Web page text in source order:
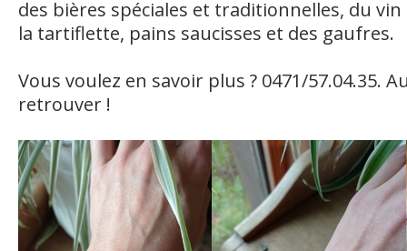
des bières spéciales et traditionnelles, du
la tartiflette, pains saucisses et des gaufres.
Vous voulez en savoir plus ? 0471/57.04.35.
retrouver !